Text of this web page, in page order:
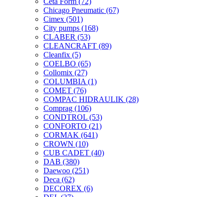
Chicago Pneumatic (67)
Cimex (501)
City pumps (168)
CLABER (53)
CLEANCRAFT (89)
Cleanfix (5)
COELBO (65)
Collomix (27)
COLUMBIA (1)
COMET (76)
COMPAC HIDRAULIK (28)
Comprag (106)
CONDTROL (53)
CONFORTO (21)
CORMAK (641)
CROWN (10)
CUB CADET (40)
DAB (380)
Daewoo (251)
Deca (62)
DECOREX (6)